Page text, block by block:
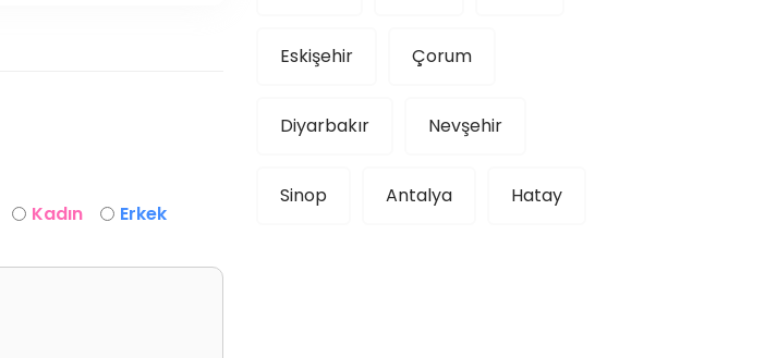
Kadın Erkek
Eskişehir Çorum
Diyarbakır Nevşehir
Sinop Antalya Hatay